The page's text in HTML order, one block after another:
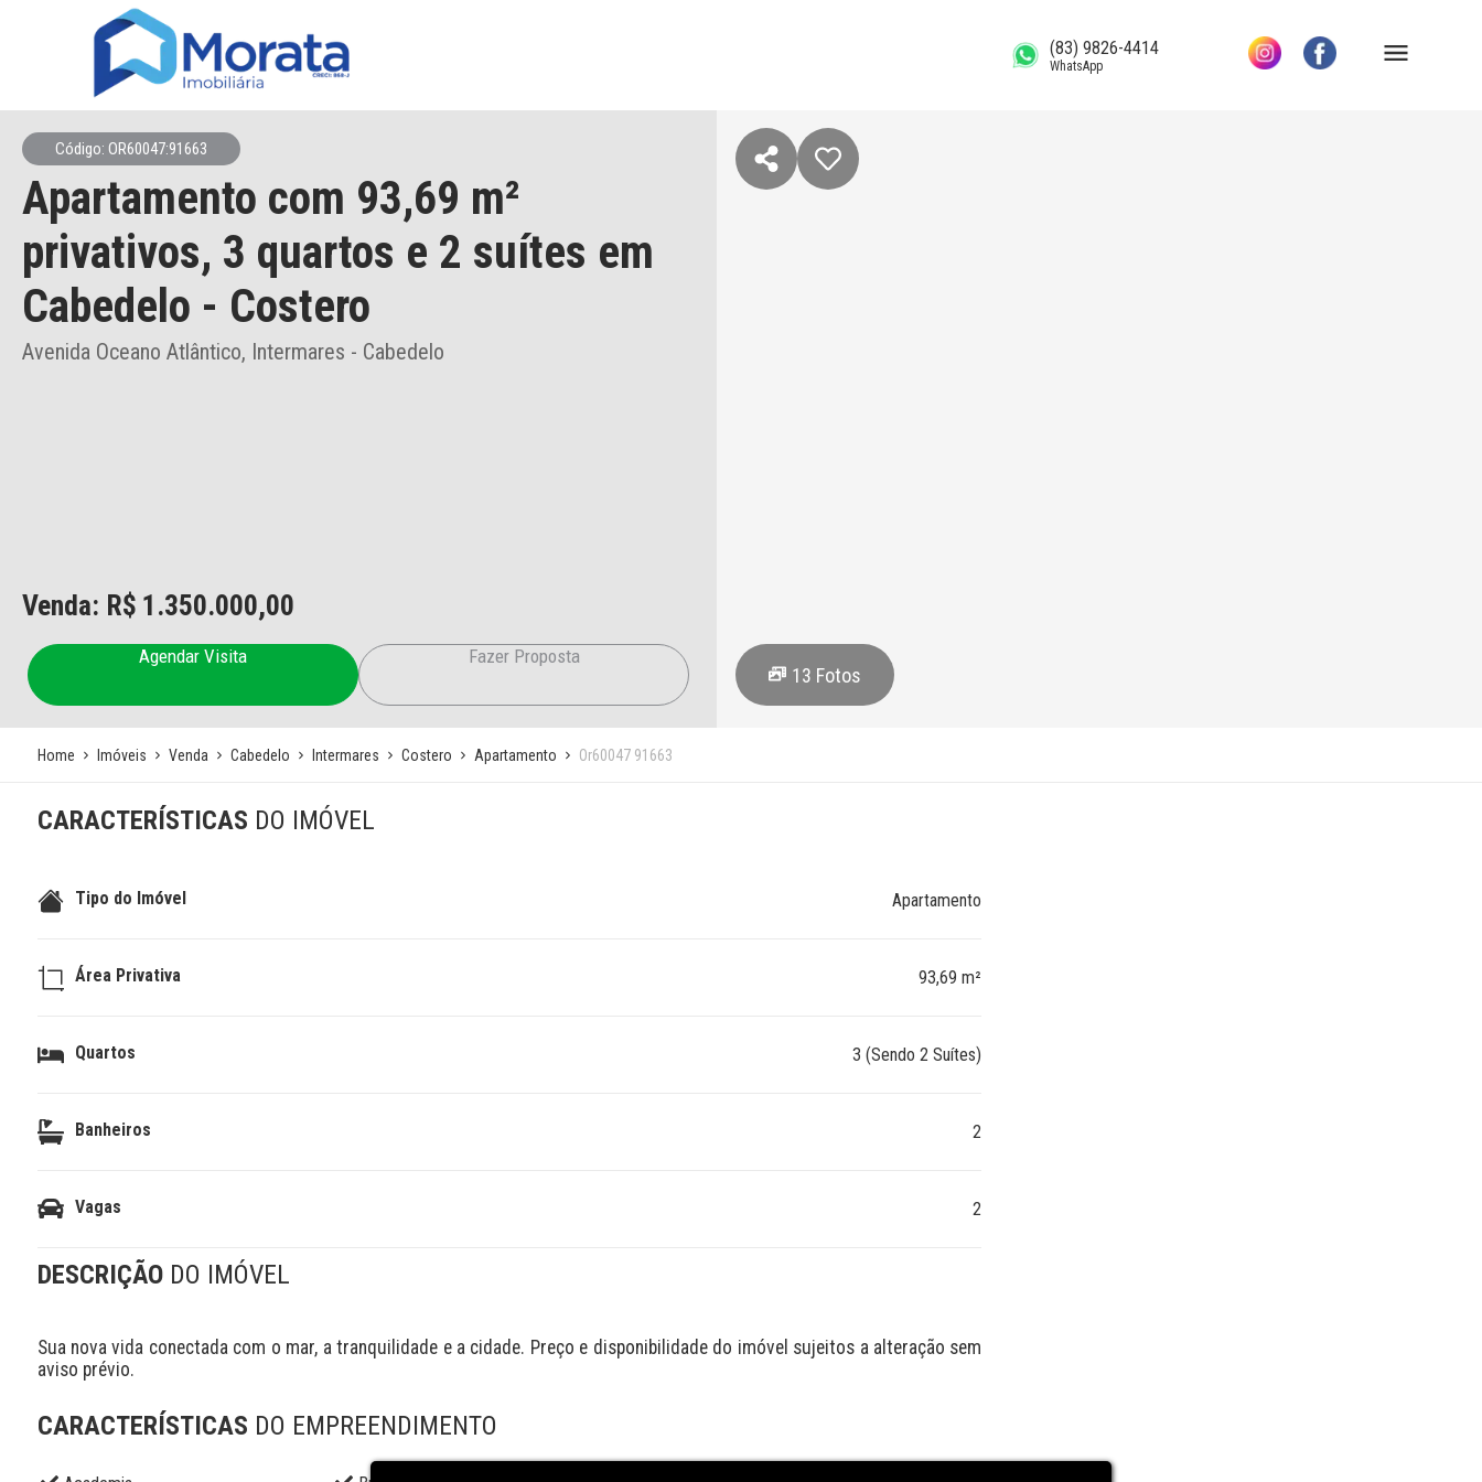
(83) 9826-4414
WhatsApp
Código: OR60047:91663
Apartamento com 93,69 m²
privativos, 3 quartos e 2 suítes em
Cabedelo - Costero
Avenida Oceano Atlântico, Intermares - Cabedelo
Venda: R$ 1.350.000,00
Agendar Visita Fazer Proposta
13 Fotos
Home Imóveis Venda Cabedelo Intermares Costero Apartamento Or60047 91663
CARACTERÍSTICAS DO IMÓVEL
Tipo do Imóvel Apartamento
Área Privativa 93,69 m²
Quartos 3 (Sendo 2 Suítes)
Banheiros 2
Vagas 2
DESCRIÇÃO DO IMÓVEL
Sua nova vida conectada com o mar, a tranquilidade e a cidade. Preço e disponibilidade do imóvel sujeitos a alteração sem
aviso prévio.
CARACTERÍSTICAS DO EMPREENDIMENTO